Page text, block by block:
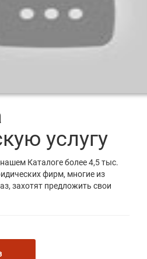
услугу
Каталоге более 4,5 тыс.
фирм, многие из
захотят предложить свои